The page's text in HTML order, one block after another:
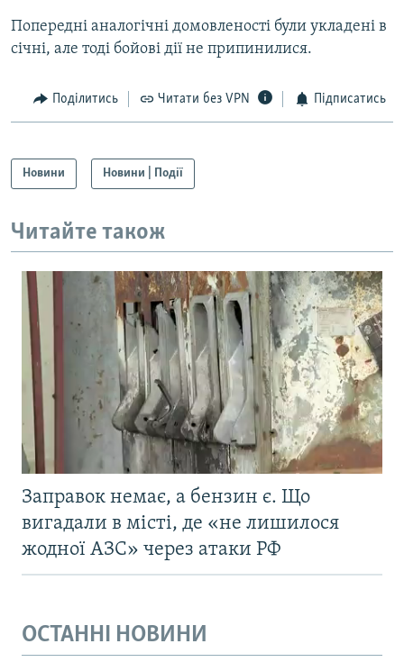
Попередні аналогічні домовленості були укладені в
січні, але тоді бойові дії не припинилися.
Поділитись Читати без VPN Підписатись
Новини Новини | Події
Читайте також
Заправок немає, а бензин є. Що
вигадали в місті, де «не лишилося
жодної АЗС» через атаки РФ
ОСТАННІ НОВИНИ